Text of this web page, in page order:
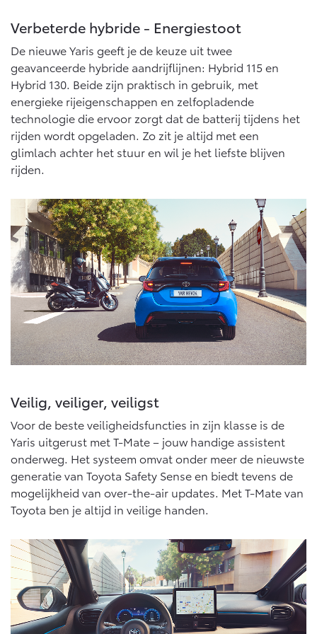
Proace (excl. BTW)
OOK ALS BATTERIJ-
ELEKTRISCH
Vanaf € 37.500,-
Proace Verso
BATTERIJ-ELEKTRISCH
Vanaf € 55.950,-
Proace Max (excl. BTW)
OOK ALS BATTERIJ-
ELEKTRISCH
Vanaf € 46.301,-
OOK ALS BATTERIJ-
ELEKTRISCH
Vanaf € 56.570,-
Vanaf € 89.986,-
Verbeterde hybride - Energiestoot
De nieuwe Yaris geeft je de keuze uit twee
geavanceerde hybride aandrijflijnen: Hybrid 115 en
Hybrid 130. Beide zijn praktisch in gebruik, met
energieke rijeigenschappen en zelfopladende
technologie die ervoor zorgt dat de batterij tijdens het
rijden wordt opgeladen. Zo zit je altijd met een
glimlach achter het stuur en wil je het liefste blijven
rijden.
Veilig, veiliger, veiligst
Voor de beste veiligheidsfuncties in zijn klasse is de
Yaris uitgerust met T-Mate – jouw handige assistent
onderweg. Het systeem omvat onder meer de nieuwste
generatie van Toyota Safety Sense en biedt tevens de
mogelijkheid van over-the-air updates. Met T-Mate van
Toyota ben je altijd in veilige handen.